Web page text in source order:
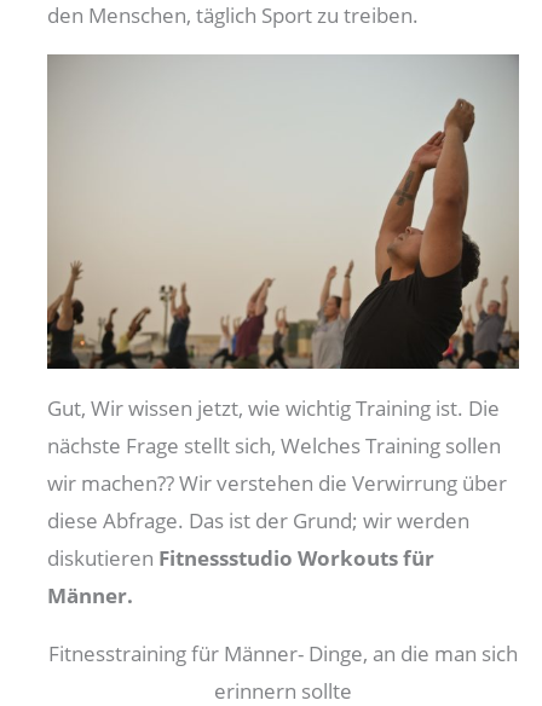
den Menschen, täglich Sport zu treiben.
Gut, Wir wissen jetzt, wie wichtig Training ist. Die
nächste Frage stellt sich, Welches Training sollen
wir machen?? Wir verstehen die Verwirrung über
diese Abfrage. Das ist der Grund; wir werden
diskutieren Fitnessstudio Workouts für
Männer.
Fitnesstraining für Männer- Dinge, an die man sich
erinnern sollte